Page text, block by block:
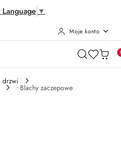
▼
Moje konto
• Blachy zaczepowe